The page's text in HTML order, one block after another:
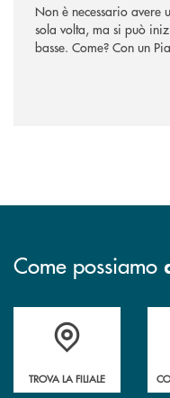
Non è necessario avere
sola volta, ma si può
basse. Come? Con un
Come possiamo
Accedi all'elenco completo
TROVA LA FILIALE